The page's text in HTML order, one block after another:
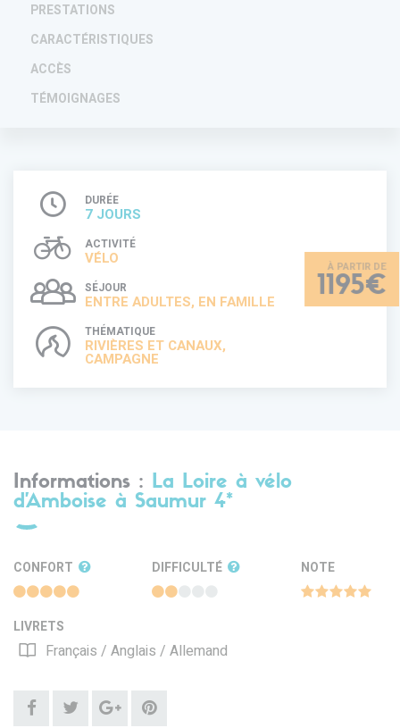
PRESTATIONS
CARACTÉRISTIQUES
ACCÈS
TÉMOIGNAGES
DURÉE
7 JOURS
ACTIVITÉ
VÉLO
SÉJOUR
ENTRE ADULTES, EN FAMILLE
THÉMATIQUE
RIVIÈRES ET CANAUX,
CAMPAGNE
1195€
Informations : La Loire à vélo
d'Amboise à Saumur 4*
CONFORT DIFFICULTÉ NOTE
LIVRETS
Français / Anglais / Allemand